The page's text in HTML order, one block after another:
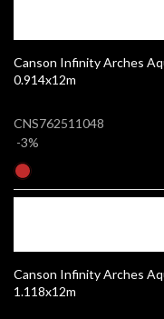
Canson Infinity Arches
0.914x12m
CNS762511048
-3%
Canson Infinity Arches
1.118x12m